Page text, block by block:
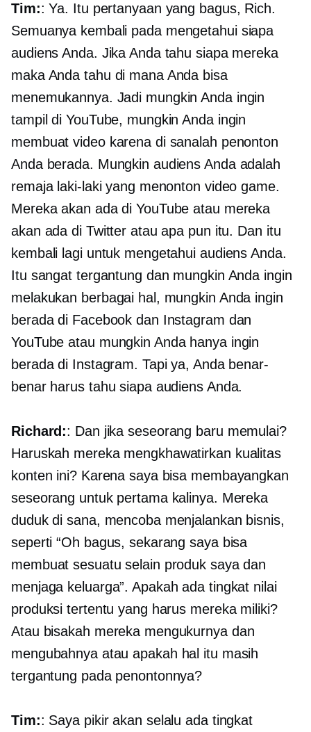
Tim:: Ya. Itu pertanyaan yang bagus, Rich.
Semuanya kembali pada mengetahui siapa
audiens Anda. Jika Anda tahu siapa mereka
maka Anda tahu di mana Anda bisa
menemukannya. Jadi mungkin Anda ingin
tampil di YouTube, mungkin Anda ingin
membuat video karena di sanalah penonton
Anda berada. Mungkin audiens Anda adalah
remaja laki-laki yang menonton video game.
Mereka akan ada di YouTube atau mereka
akan ada di Twitter atau apa pun itu. Dan itu
kembali lagi untuk mengetahui audiens Anda.
Itu sangat tergantung dan mungkin Anda ingin
melakukan berbagai hal, mungkin Anda ingin
berada di Facebook dan Instagram dan
YouTube atau mungkin Anda hanya ingin
berada di Instagram. Tapi ya, Anda benar-
benar harus tahu siapa audiens Anda.
Richard:: Dan jika seseorang baru memulai?
Haruskah mereka mengkhawatirkan kualitas
konten ini? Karena saya bisa membayangkan
seseorang untuk pertama kalinya. Mereka
duduk di sana, mencoba menjalankan bisnis,
seperti “Oh bagus, sekarang saya bisa
membuat sesuatu selain produk saya dan
menjaga keluarga”. Apakah ada tingkat nilai
produksi tertentu yang harus mereka miliki?
Atau bisakah mereka mengukurnya dan
mengubahnya atau apakah hal itu masih
tergantung pada penontonnya?
Tim:: Saya pikir akan selalu ada tingkat